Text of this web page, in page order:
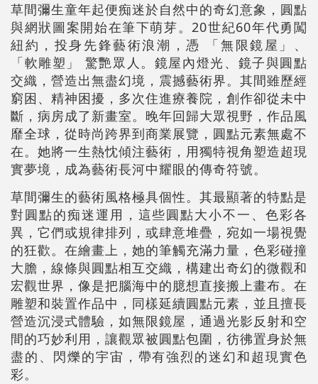
草間彌生童年起便痴迷於自然中的奇幻意象，圓點
與網狀圖案開始在筆下萌芽。20世紀60年代勇闖
紐約，投身先鋒藝術浪潮，憑 「無限鏡屋」、
「軟雕塑」 驚艷眾人。鏡屋內燈光、鏡子與圓點
交織，營造出無盡幻境，震撼藝術界。其間雖歷經
窮困、精神困擾，多次住進療養院，創作卻從未中
斷，病房成了新畫室。晚年回歸大眾視野，作品風
靡全球，從時尚跨界到商業展覽，圓點元素無處不
在。她將一生熱忱傾注藝術，用獨特視角塑造超現
實夢境，成為藝術長河中耀眼的傳奇符號。
草間彌生的藝術風格極具個性。其最顯著的特點是
對圓點的痴迷運用，這些圓點大小不一、色彩各
異，它們或規律排列，或肆意堆疊，宛如一場視覺
的狂歡。在繪畫上，她的筆觸充滿力量，色彩碰撞
大膽，線條與圓點相互交織，構建出奇幻的微觀和
宏觀世界，像是把腦海中的臆想直接搬上畫布。在
雕塑和裝置作品中，同樣延續圓點元素，並且擅長
營造沉浸式體驗，如無限鏡屋，通過光影反射和空
間的巧妙利用，讓觀眾被圓點包圍，彷彿置身於無
盡的、閃爍的宇宙，帶有強烈的迷幻和超現實色
彩。